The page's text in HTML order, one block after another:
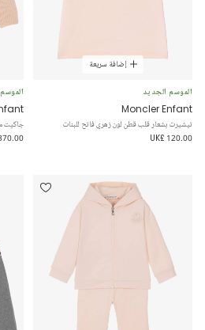
إضافة سريعة
الموسم الجديد
Moncler Enfant
تيشيرت بشعار قلب قطن لون زهري فاتح للبنات
UK£ 120.00
جاكيت